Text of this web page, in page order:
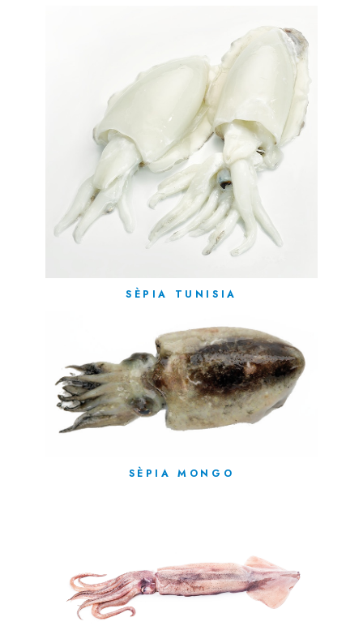
SÈPIA TUNISIA
SÈPIA MONGO